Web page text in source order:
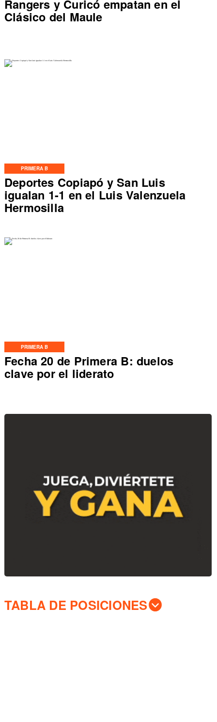
Rangers y Curicó empatan en el
Clásico del Maule
PRIMERA B
Deportes Copiapó y San Luis
igualan 1-1 en el Luis Valenzuela
Hermosilla
PRIMERA B
Fecha 20 de Primera B: duelos
clave por el liderato
TABLA DE POSICIONES